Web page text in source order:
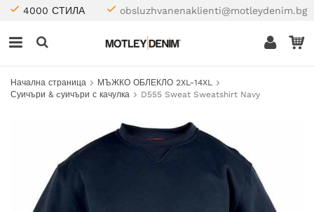
4000 СТИЛА obsluzhvanenaklienti@motleydenim.bg
Начална страница
МЪЖКО ОБЛЕКЛО 2XL-14XL
Суичъри & cуичъри с качулка
D555 Sweat Sweatshirt Navy